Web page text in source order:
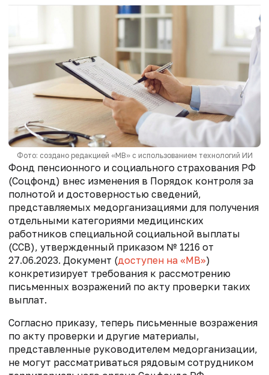
Фото: создано редакцией «МВ» с использованием технологий ИИ
Фонд пенсионного и социального страхования РФ
(Соцфонд) внес изменения в Порядок контроля за
полнотой и достоверностью сведений,
представляемых медорганизациями для получения
отдельными категориями медицинских
работников специальной социальной выплаты
(ССВ), утвержденный приказом № 1216 от
27.06.2023. Документ (доступен на «МВ»)
конкретизирует требования к рассмотрению
письменных возражений по акту проверки таких
выплат.
Согласно приказу, теперь письменные возражения
по акту проверки и другие материалы,
представленные руководителем медорганизации,
не могут рассматриваться рядовым сотрудником